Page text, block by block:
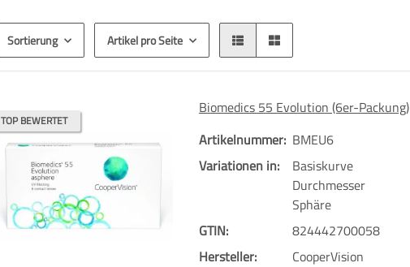
Sortierung Artikel pro Seite
TOP BEWERTET
Biomedics 55 Evolution (6er-Packung)
Artikelnummer: BMEU6
Variationen in:
Basiskurve
Durchmesser
Sphäre
GTIN:
824442700058
Hersteller:
CooperVision